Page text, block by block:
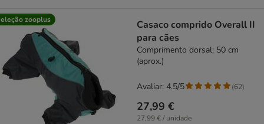
zooplus
Casaco comprido Overall II
para cães
Comprimento dorsal: 50 cm
(aprox.)
27,99 €
27,99 € / unidade
Avaliar: 4.5/5 (62)